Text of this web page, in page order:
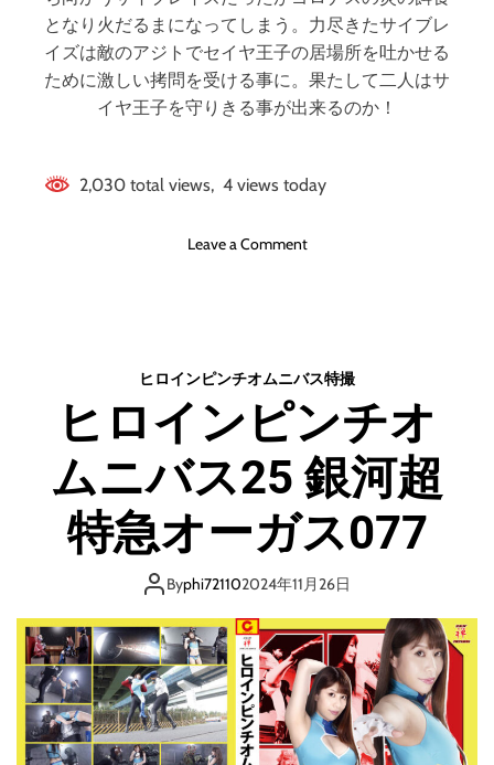
となり火だるまになってしまう。力尽きたサイブレ
イズは敵のアジトでセイヤ王子の居場所を吐かせる
ために激しい拷問を受ける事に。果たして二人はサ
イヤ王子を守りきる事が出来るのか！
2,030 total views, 4 views today
Leave a Commento
ピ
ン
チ
オ
ム
バ
2
サ
ー
ガ
2
ヒロインピンチオムニバス特撮
ヒロインピンチオ
ムニバス25 銀河超
特急オーガス077
Byphi721102024年11月26日